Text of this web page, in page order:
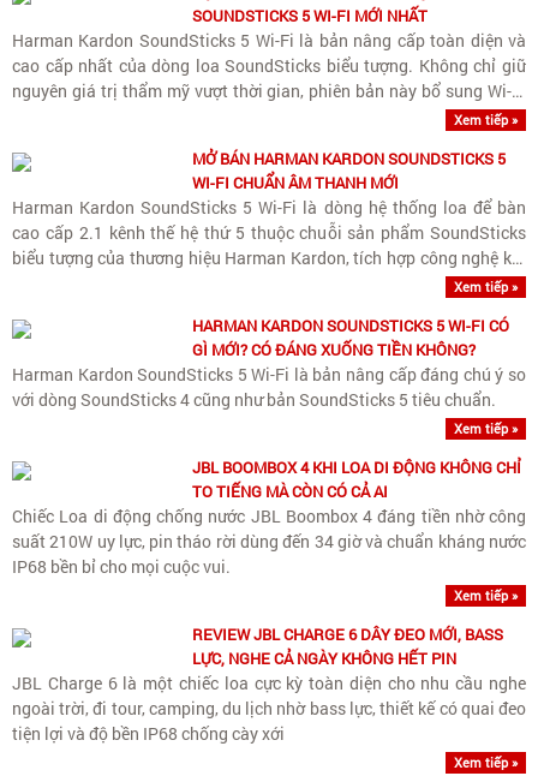
SOUNDSTICKS 5 WI-FI MỚI NHẤT
Harman Kardon SoundSticks 5 Wi-Fi là bản nâng cấp toàn diện và
cao cấp nhất của dòng loa SoundSticks biểu tượng. Không chỉ giữ
nguyên giá trị thẩm mỹ vượt thời gian, phiên bản này bổ sung Wi-Fi
Xem tiếp »
MỞ BÁN HARMAN KARDON SOUNDSTICKS 5
WI-FI CHUẨN ÂM THANH MỚI
Harman Kardon SoundSticks 5 Wi-Fi là dòng hệ thống loa để bàn
cao cấp 2.1 kênh thế hệ thứ 5 thuộc chuỗi sản phẩm SoundSticks
biểu tượng của thương hiệu Harman Kardon, tích hợp công nghệ kết
Xem tiếp »
HARMAN KARDON SOUNDSTICKS 5 WI-FI CÓ
GÌ MỚI? CÓ ĐÁNG XUỐNG TIỀN KHÔNG?
Harman Kardon SoundSticks 5 Wi-Fi là bản nâng cấp đáng chú ý so
với dòng SoundSticks 4 cũng như bản SoundSticks 5 tiêu chuẩn.
Xem tiếp »
JBL BOOMBOX 4 KHI LOA DI ĐỘNG KHÔNG CHỈ
TO TIẾNG MÀ CÒN CÓ CẢ AI
Chiếc Loa di động chống nước JBL Boombox 4 đáng tiền nhờ công
suất 210W uy lực, pin tháo rời dùng đến 34 giờ và chuẩn kháng nước
IP68 bền bỉ cho mọi cuộc vui.
Xem tiếp »
REVIEW JBL CHARGE 6 DÂY ĐEO MỚI, BASS
LỰC, NGHE CẢ NGÀY KHÔNG HẾT PIN
JBL Charge 6 là một chiếc loa cực kỳ toàn diện cho nhu cầu nghe
ngoài trời, đi tour, camping, du lịch nhờ bass lực, thiết kế có quai đeo
tiện lợi và độ bền IP68 chống cày xới
Xem tiếp »